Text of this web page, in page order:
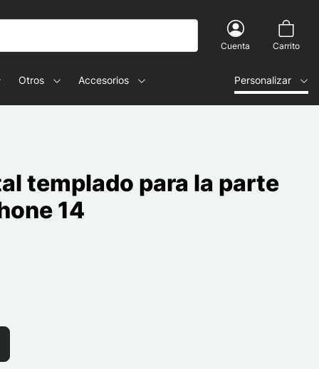
Cuenta Carrito
Otros Accesorios Personalizar
templado para la parte
14